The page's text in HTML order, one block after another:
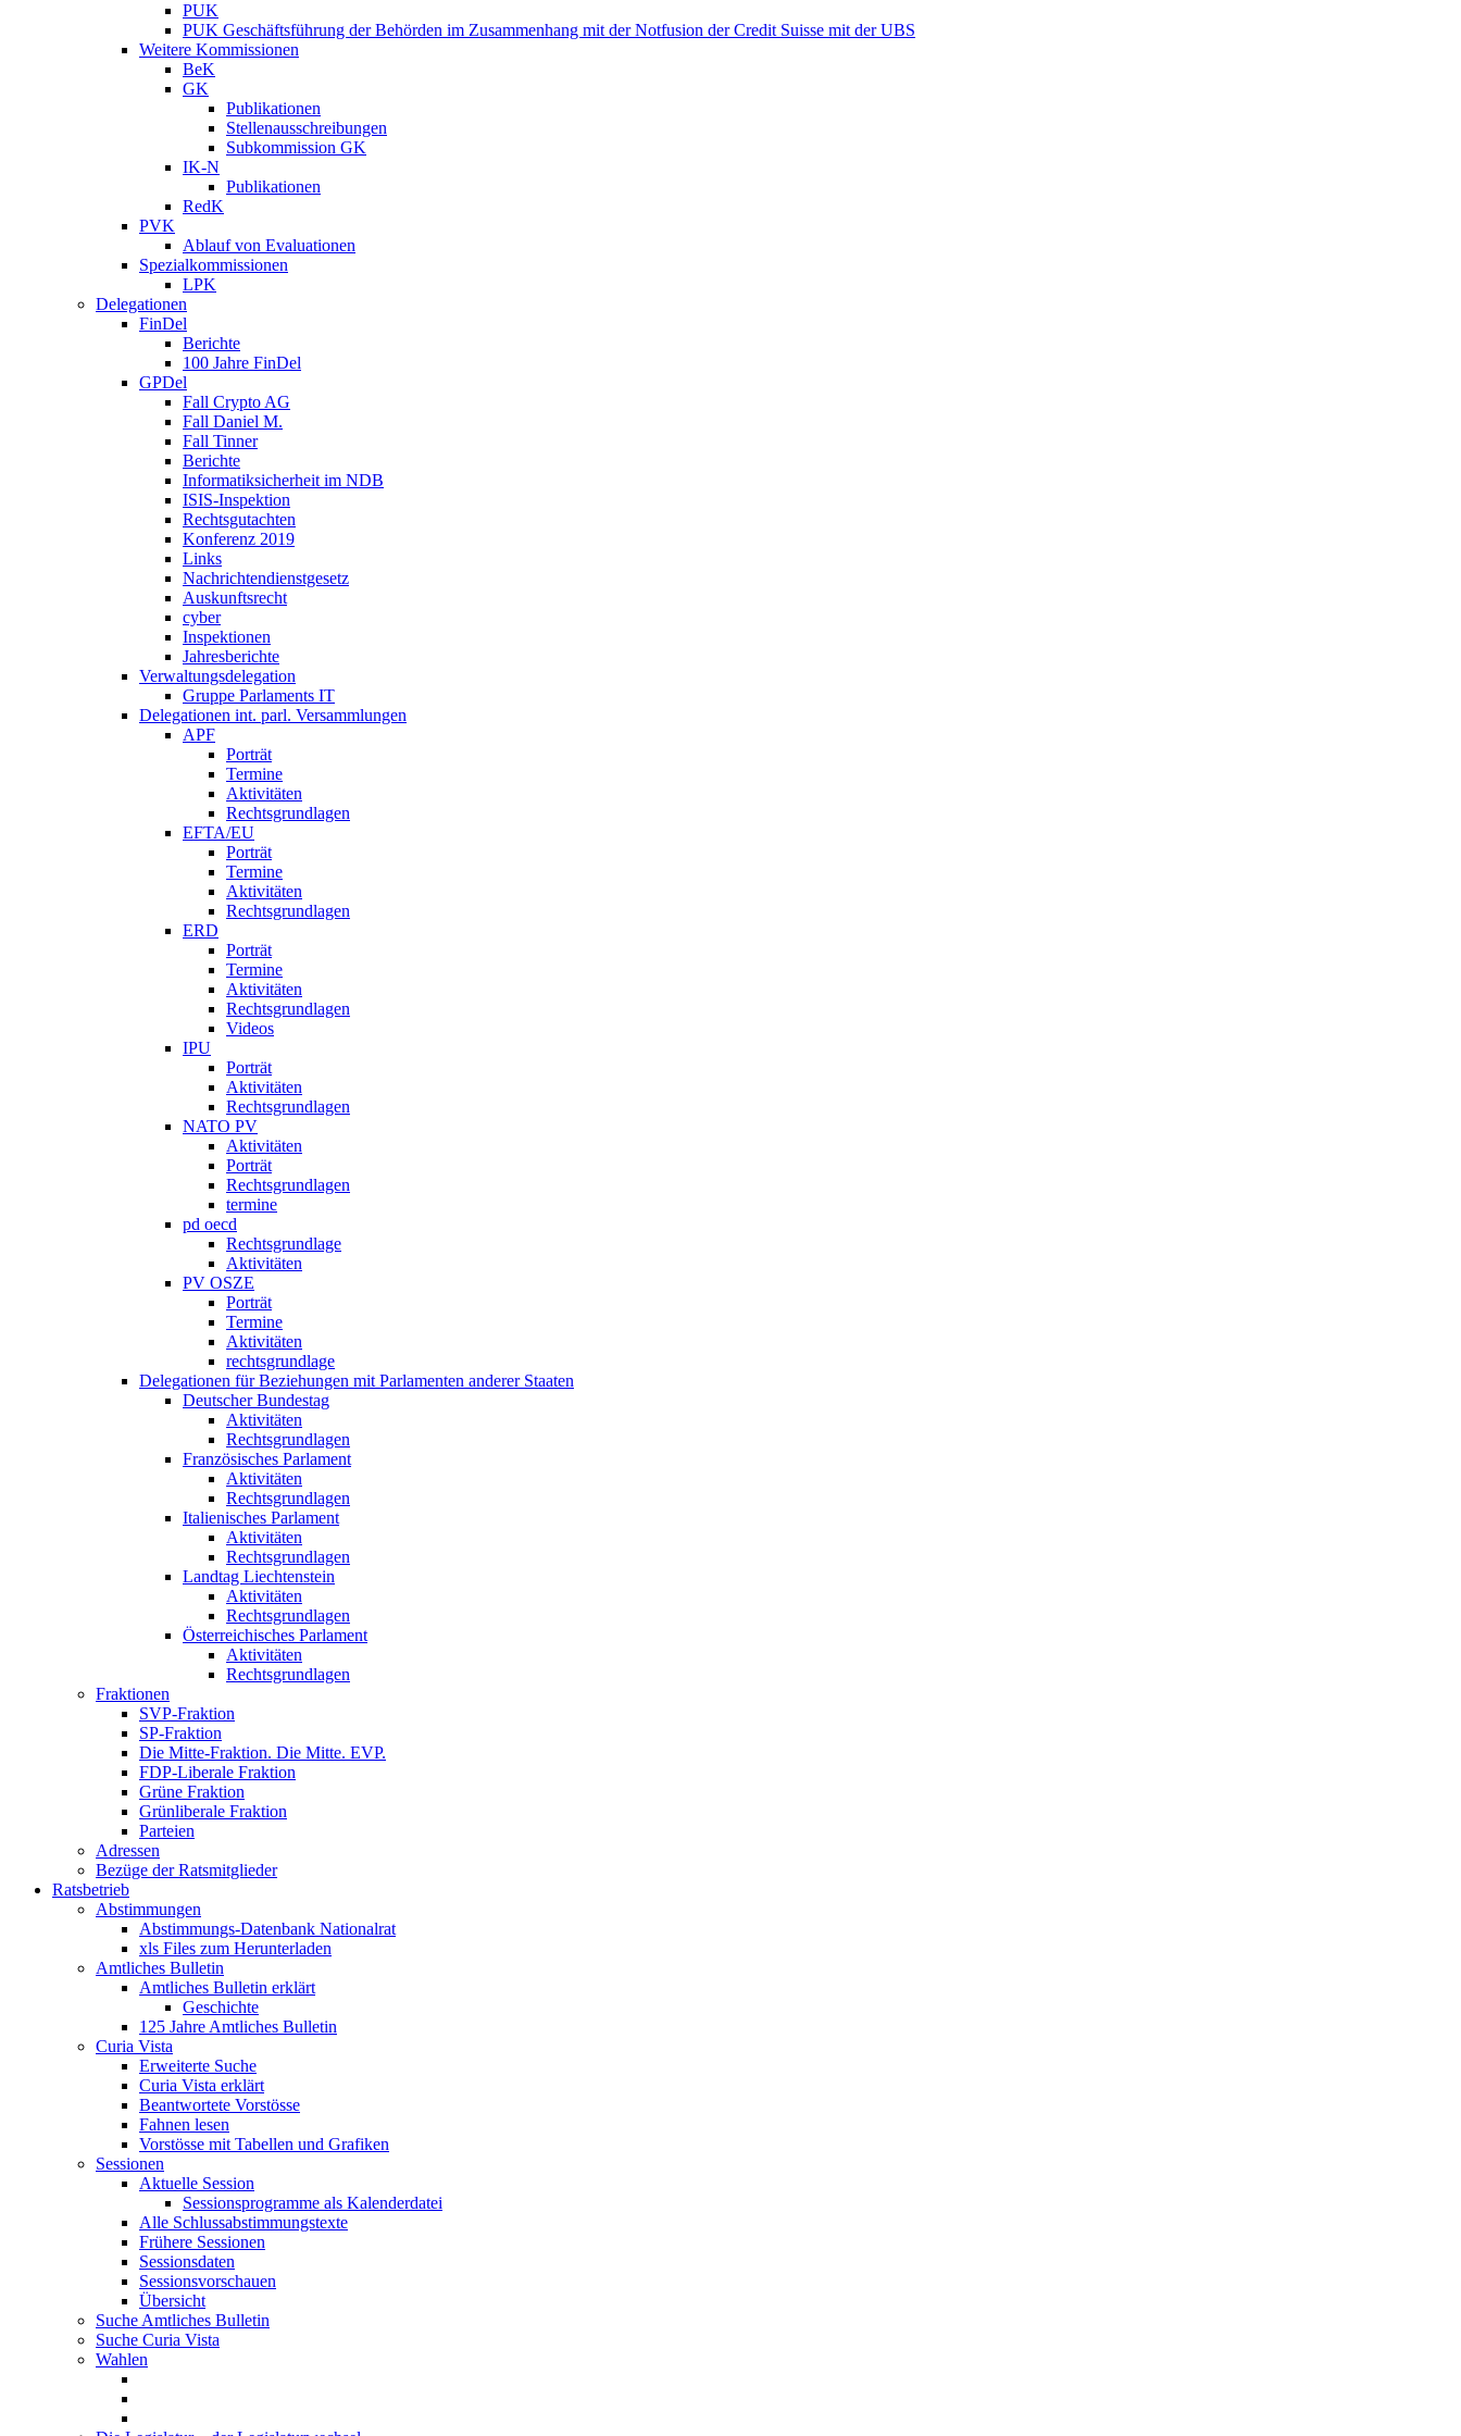
PUK
PUK Geschäftsführung der Behörden im Zusammenhang mit der Notfusion der Credit Suisse mit der UBS
Weitere Kommissionen
BeK
GK
Publikationen
Stellenausschreibungen
Subkommission GK
IK-N
Publikationen
RedK
PVK
Ablauf von Evaluationen
Spezialkommissionen
LPK
Delegationen
FinDel
Berichte
100 Jahre FinDel
GPDel
Fall Crypto AG
Fall Daniel M.
Fall Tinner
Berichte
Informatiksicherheit ­im NDB
ISIS-Inspektion
Rechtsgutachten
Konferenz 2019
Links
Nachrichtendienstgesetz
Auskunftsrecht
cyber
Inspektionen
Jahresberichte
Verwaltungsdelegation
Gruppe Parlaments IT
Delegationen int. parl. Versammlungen
APF
Porträt
Termine
Aktivitäten
Rechtsgrundlagen
EFTA/EU
Porträt
Termine
Aktivitäten
Rechtsgrundlagen
ERD
Porträt
Termine
Aktivitäten
Rechtsgrundlagen
Videos
IPU
Porträt
Aktivitäten
Rechtsgrundlagen
NATO PV
Aktivitäten
Porträt
Rechtsgrundlagen
termine
pd oecd
Rechtsgrundlage
Aktivitäten
PV OSZE
Porträt
Termine
Aktivitäten
rechtsgrundlage
Delegationen für Beziehungen mit Parlamenten anderer Staaten
Deutscher Bundestag
Aktivitäten
Rechtsgrundlagen
Französisches Parlament
Aktivitäten
Rechtsgrundlagen
Italienisches Parlament
Aktivitäten
Rechtsgrundlagen
Landtag Liechtenstein
Aktivitäten
Rechtsgrundlagen
Österreichisches Parlament
Aktivitäten
Rechtsgrundlagen
Fraktionen
SVP-Fraktion
SP-Fraktion
Die Mitte-Fraktion. Die Mitte. EVP.
FDP-Liberale Fraktion
Grüne Fraktion
Grünliberale Fraktion
Parteien
Adressen
Bezüge der Ratsmitglieder
Ratsbetrieb
Abstimmungen
Abstimmungs-Datenbank Nationalrat
xls Files zum Herunterladen
Amtliches Bulletin
Amtliches Bulletin erklärt
Geschichte
125 Jahre Amtliches Bulletin
Curia Vista
Erweiterte Suche
Curia Vista erklärt
Beantwortete Vorstösse
Fahnen lesen
Vorstösse mit Tabellen und Grafiken
Sessionen
Aktuelle Session
Sessionsprogramme als Kalenderdatei
Alle Schlussabstimmungstexte
Frühere Sessionen
Sessionsdaten
Sessionsvorschauen
Übersicht
Suche Amtliches Bulletin
Suche Curia Vista
Wahlen